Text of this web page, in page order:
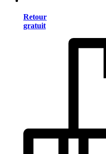
Retour
gratuit